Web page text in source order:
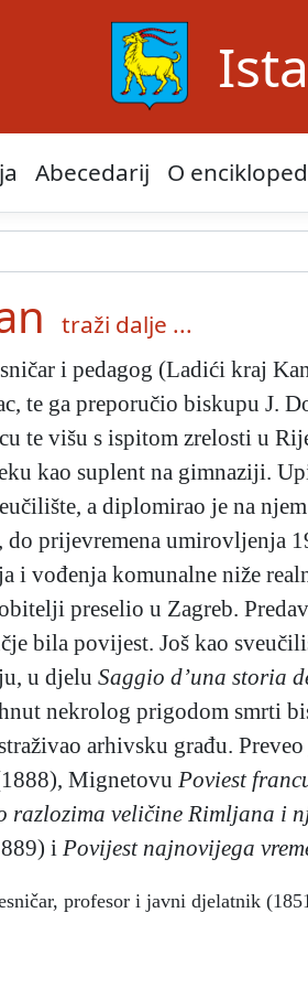
Abecedarij O
traži dalje ...
i pedagog (Ladići kraj
te ga preporučio biskupu J.
te višu s ispitom zrelosti u
kao suplent na gimnaziji.
a diplomirao je na
prijevremena umirovljenja
i vođenja komunalne niže
preselio u Zagreb.
bila povijest. Još kao
u djelu Saggio d’una storia
nekrolog prigodom smrti
arhivsku građu.
Mignetovu Poviest
razlozima veličine Rimljana i
i Povijest najnovijega
profesor i javni djelatnik